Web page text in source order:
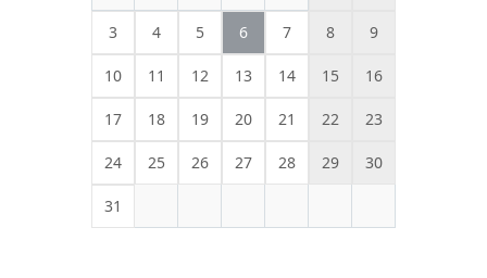
3 4 5 6 7 8 9
10 11 12 13 14 15 16
17 18 19 20 21 22 23
24 25 26 27 28 29 30
31